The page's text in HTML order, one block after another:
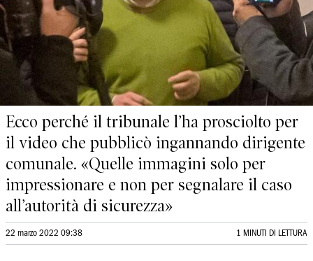
Ecco perché il tribunale l’ha prosciolto per
il video che pubblicò ingannando dirigente
comunale. «Quelle immagini solo per
impressionare e non per segnalare il caso
all’autorità di sicurezza»
22 marzo 2022 09:38 1 MINUTI DI LETTURA